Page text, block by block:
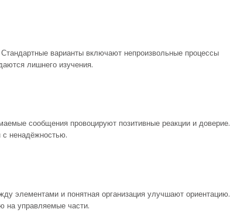
варианты включают непроизвольные процессы
лишнего изучения.
сообщения провоцируют позитивные реакции и доверие.
ненадёжностью.
элементами и понятная организация улучшают ориентацию.
на управляемые части.